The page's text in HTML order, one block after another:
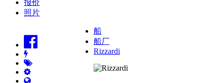
报价
照片
船
船厂
Rizzardi